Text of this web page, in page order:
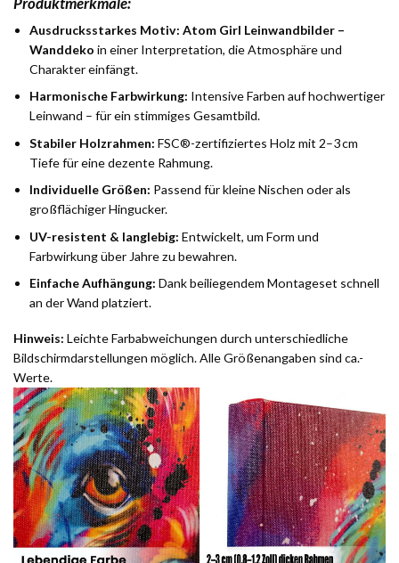
Ausdrucksstarkes Motiv: Atom Girl Leinwandbilder –
Wanddeko in einer Interpretation, die Atmosphäre und
Charakter einfängt.
Harmonische Farbwirkung: Intensive Farben auf hochwertiger
Leinwand – für ein stimmiges Gesamtbild.
Stabiler Holzrahmen: FSC®-zertifiziertes Holz mit 2–3 cm
Tiefe für eine dezente Rahmung.
Individuelle Größen: Passend für kleine Nischen oder als
großflächiger Hingucker.
UV-resistent & langlebig: Entwickelt, um Form und
Farbwirkung über Jahre zu bewahren.
Einfache Aufhängung: Dank beiliegendem Montageset schnell
an der Wand platziert.
Hinweis: Leichte Farbabweichungen durch unterschiedliche
Bildschirmdarstellungen möglich. Alle Größenangaben sind ca.-
Werte.